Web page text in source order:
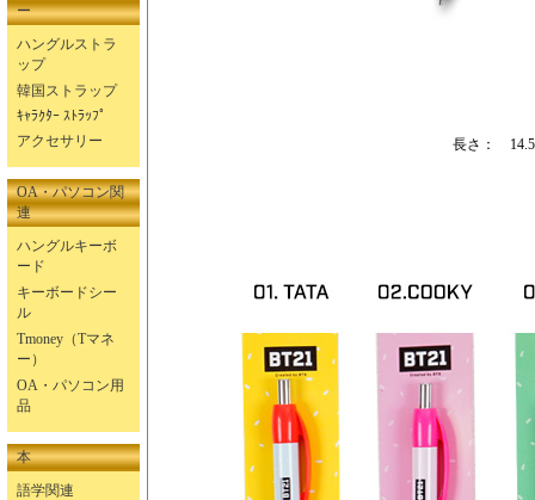
ー
ハングルストラ
ップ
韓国ストラップ
ｷｬﾗｸﾀｰ ｽﾄﾗｯﾌﾟ
アクセサリー
OA・パソコン関
連
ハングルキーボ
ード
キーボードシー
ル
Tmoney（Tマネ
ー）
OA・パソコン用
品
本
語学関連
長さ：